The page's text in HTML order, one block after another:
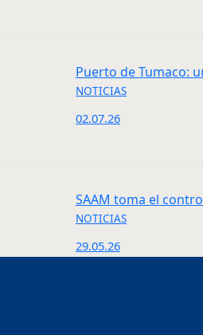
Puerto de Tumaco:
NOTICIAS
02.07.26
SAAM toma el
NOTICIAS
29.05.26